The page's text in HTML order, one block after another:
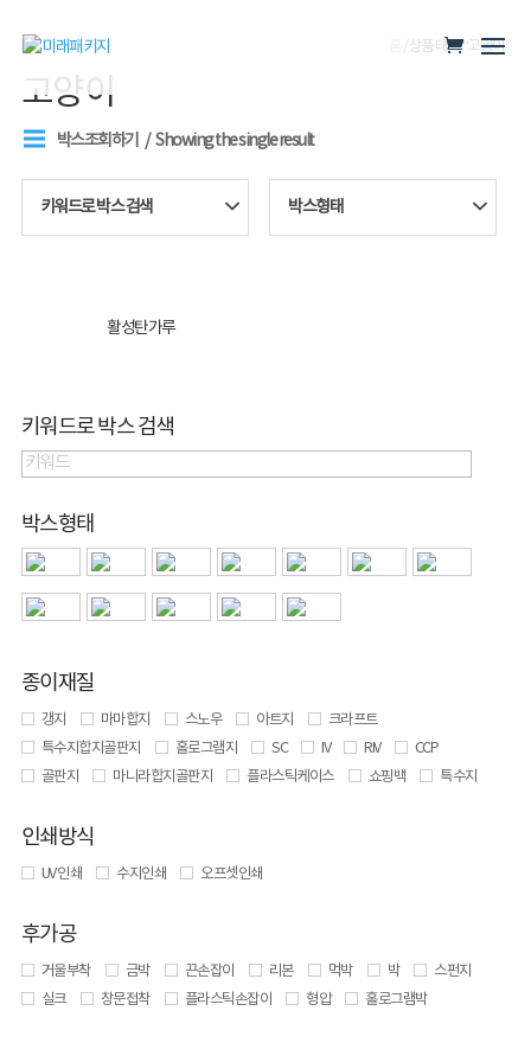
/ 상품 태그 “고양이”
고양이
박스조회하기 Showing the single result
키워드로 박스 검색 박스형태
활성탄가루
키워드로 박스 검색
박스형태
종이재질
갱지 마마합지 스노우 아트지
크라프트
특수지합지골판지
홀로그램지 SC IV RIV
CCP
골판지
마니라합지골판지 플라스틱케이스 쇼핑백 특수지
인쇄방식
UV 인쇄 수지인쇄 오프셋인쇄
후가공
거울부착 금박 끈손잡이 리본 먹박 박
스펀지
실크
창문접착 플라스틱손잡이 형압 홀로그램박